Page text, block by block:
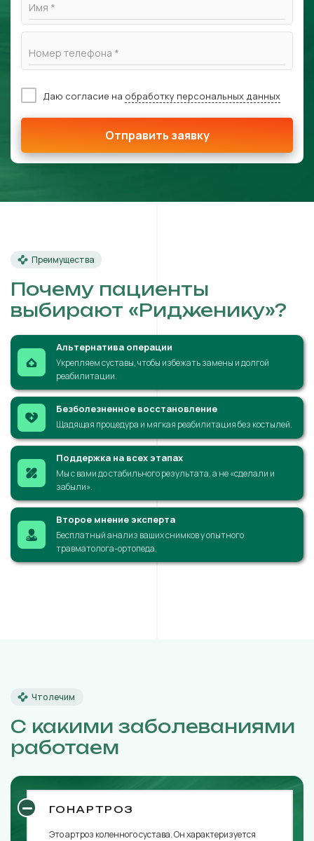
Имя *
Номер телефона *
Даю согласие на обработку персональных данных
Отправить заявку
Преимущества
Почему пациенты
выбирают «Ридженику»?
Альтернатива операции
Укрепляем суставы, чтобы избежать замены и долгой
реабилитации.
Безболезненное восстановление
Щадящая процедура и мягкая реабилитация без костылей.
Поддержка на всех этапах
Мы с вами до стабильного результата, а не «сделали и
забыли».
Второе мнение эксперта
Бесплатный анализ ваших снимков у опытного
травматолога-ортопеда.
Что лечим
С какими заболеваниями
работаем
ГОНАРТРОЗ
Это артроз коленного сустава. Он характеризуется